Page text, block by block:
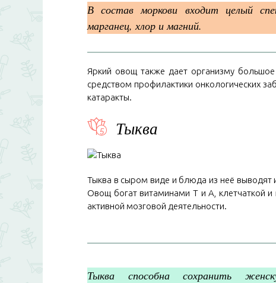
В состав моркови входит целый
марганец, хлор и магний.
Яркий овощ также дает организму
средством профилактики онкологических
катаракты.
Тыква
Тыква в сыром виде и блюда из неё выводят
Овощ богат витаминами Т и А, клетчаткой
активной мозговой деятельности.
Тыква способна сохранить